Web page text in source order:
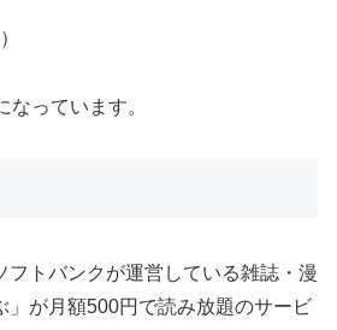
っています。
フトバンクが運営している雑誌・漫
」が月額500円で読み放題のサービ